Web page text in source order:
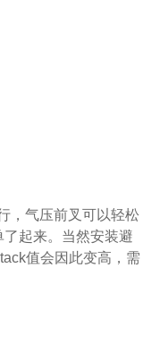
，气压前叉可以轻松
起来。当然安装避
值会因此变高，需